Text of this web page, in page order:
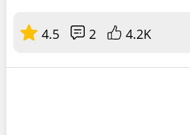
4.5 2 4.2K